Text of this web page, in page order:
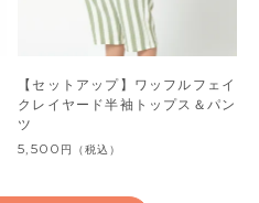
【セットアップ】ワッフルフェイ
クレイヤード半袖トップス＆パン
ツ
5,500 円 （税込）